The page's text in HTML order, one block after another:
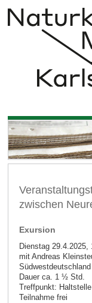
zwischen
Exursion
Dienstag
mit Andreas
Dauer ca. 1 ½ Std.
Treffpunkt:
Teilnahme frei